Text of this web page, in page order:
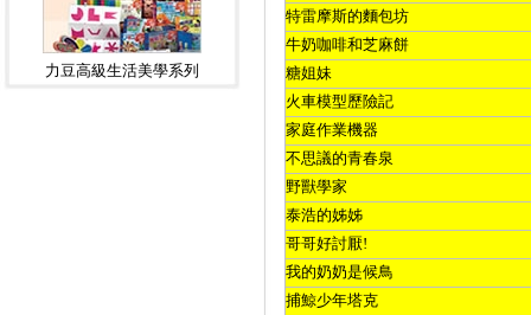
力豆高級生活美學系列
特雷摩斯的麵包坊
牛奶咖啡和芝麻餅
糖姐妹
火車模型歷險記
家庭作業機器
不思議的青春泉
野獸學家
泰浩的姊姊
哥哥好討厭!
我的奶奶是候鳥
捕鯨少年塔克